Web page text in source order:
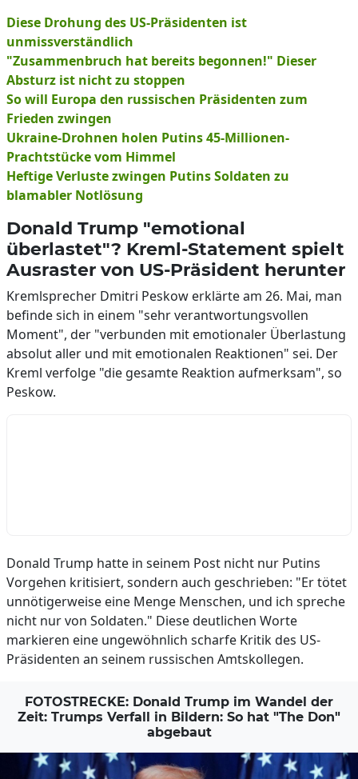
Diese Drohung des US-Präsidenten ist
unmissverständlich
"Zusammenbruch hat bereits begonnen!" Dieser
Absturz ist nicht zu stoppen
So will Europa den russischen Präsidenten zum
Frieden zwingen
Ukraine-Drohnen holen Putins 45-Millionen-
Prachtstücke vom Himmel
Heftige Verluste zwingen Putins Soldaten zu
blamabler Notlösung
Donald Trump "emotional
überlastet"? Kreml-Statement spielt
Ausraster von US-Präsident herunter
Kremlsprecher Dmitri Peskow erklärte am 26. Mai, man
befinde sich in einem "sehr verantwortungsvollen
Moment", der "verbunden mit emotionaler Überlastung
absolut aller und mit emotionalen Reaktionen" sei. Der
Kreml verfolge "die gesamte Reaktion aufmerksam", so
Peskow.
Donald Trump hatte in seinem Post nicht nur Putins
Vorgehen kritisiert, sondern auch geschrieben: "Er tötet
unnötigerweise eine Menge Menschen, und ich spreche
nicht nur von Soldaten." Diese deutlichen Worte
markieren eine ungewöhnlich scharfe Kritik des US-
Präsidenten an seinem russischen Amtskollegen.
FOTOSTRECKE: Donald Trump im Wandel der
Zeit: Trumps Verfall in Bildern: So hat "The Don"
abgebaut